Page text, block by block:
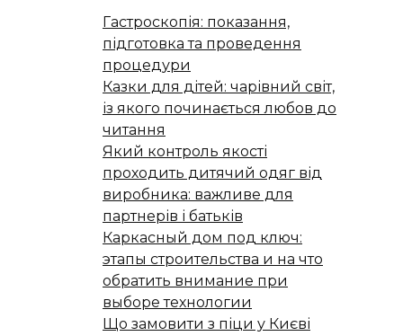
Гастроскопія: показання,
підготовка та проведення
процедури
Казки для дітей: чарівний світ,
із якого починається любов до
читання
Який контроль якості
проходить дитячий одяг від
виробника: важливе для
партнерів і батьків
Каркасный дом под ключ:
этапы строительства и на что
обратить внимание при
выборе технологии
Що замовити з піци у Києві